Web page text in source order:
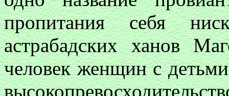
пропитания себя
астрабадских ханов
человек женщин с